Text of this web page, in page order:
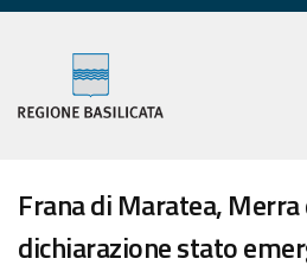
Frana di Maratea,
dichiarazione stato